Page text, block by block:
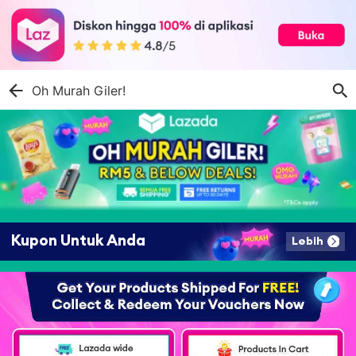
Oh Murah Giler!
Kupon Untuk Anda Lebih